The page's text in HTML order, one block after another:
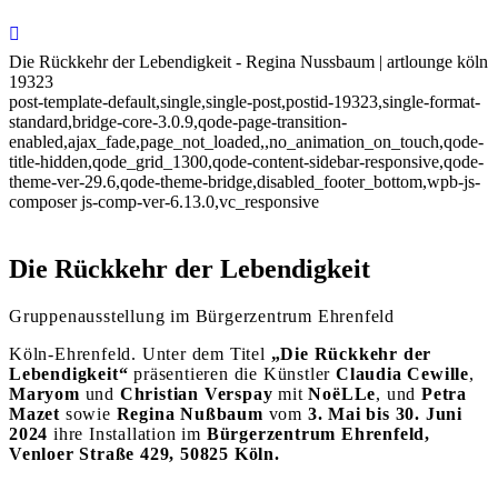
Die Rückkehr der Lebendigkeit - Regina Nussbaum | artlounge köln
19323
post-template-default,single,single-post,postid-19323,single-format-
standard,bridge-core-3.0.9,qode-page-transition-
enabled,ajax_fade,page_not_loaded,,no_animation_on_touch,qode-
title-hidden,qode_grid_1300,qode-content-sidebar-responsive,qode-
theme-ver-29.6,qode-theme-bridge,disabled_footer_bottom,wpb-js-
composer js-comp-ver-6.13.0,vc_responsive
Die Rückkehr der Lebendigkeit
Gruppenausstellung im Bürgerzentrum Ehrenfeld
Köln-Ehrenfeld. Unter dem Titel „Die Rückkehr der
Lebendigkeit“ präsentieren die KünstlerClaudia Cewille,
Maryom und Christian Verspay mitNoëLLe, undPetra
Mazet sowie Regina Nußbaum vom 3. Mai bis 30. Juni
2024 ihre Installation im Bürgerzentrum Ehrenfeld,
Venloer Straße 429, 50825 Köln.